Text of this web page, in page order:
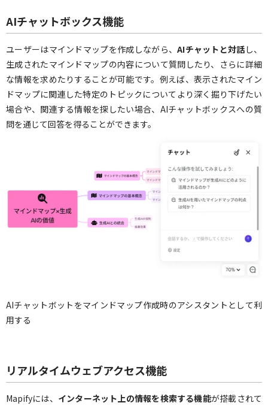
AIチャットボックス機能
ユーザーはマインドマップを作成しながら、AIチャットと対話 し、
生成されたマインドマップの内容について質問したり、さらに詳細
な情報を求めたりすることが可能です。例えば、表示されたマイン
ドマップに関連した特定のトピックについてより深く掘り下げたい
場合や、関連する情報を探したい場合、AIチャットボックスへの質
問を通じて回答を得ることができます。
AIチャットボットをマインドマップ作成時のアシスタントとして利
用する
リアルタイムウェブアクセス機能
Mapifyには、 インターネット上の情報を検索する機能が搭載されて